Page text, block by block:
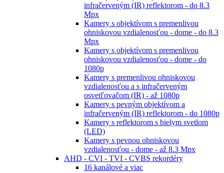
infračerveným (IR) reflektorom - do 8.3
Mpx
Kamery s objektívom s premenlivou
ohniskovou vzdialenosťou - dome - do 8.3
Mpx
Kamery s objektívom s premenlivou
ohniskovou vzdialenosťou - dome - do
1080p
Kamery s premenlivou ohniskovou
vzdialenosťou a s infračerveným
osvetľovačom (IR) - až 1080p
Kamery s pevným objektívom a
infračerveným (IR) reflektorom - do 1080p
Kamery s reflektorom s bielym svetlom
(LED)
Kamery s pevnou ohniskovou
vzdialenosťou - dome - až 8.3 Mpx
AHD - CVI - TVI - CVBS rekordéry
16 kanálové a viac